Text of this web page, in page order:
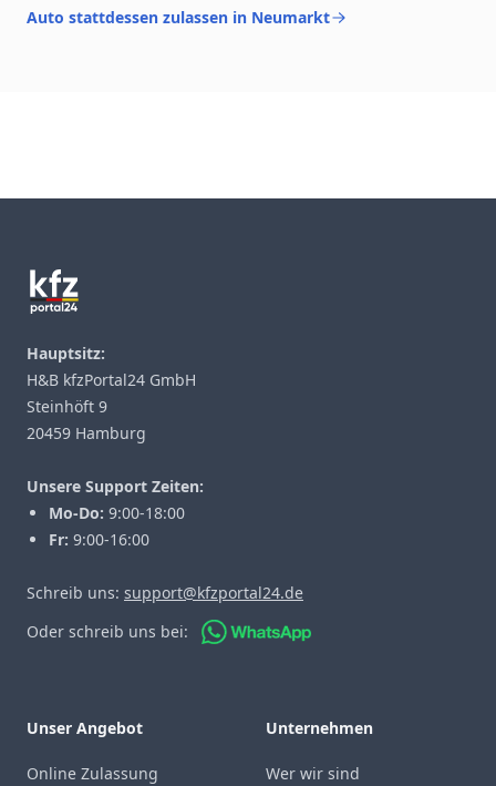
Auto stattdessen zulassen in Neumarkt
Hauptsitz:
H&B kfzPortal24 GmbH
Steinhöft 9
20459 Hamburg
Unsere Support Zeiten:
Mo-Do: 9:00-18:00
Fr: 9:00-16:00
Schreib uns: support@kfzportal24.de
Oder schreib uns bei:
Unser Angebot
Online Zulassung
Unternehmen
Wer wir sind